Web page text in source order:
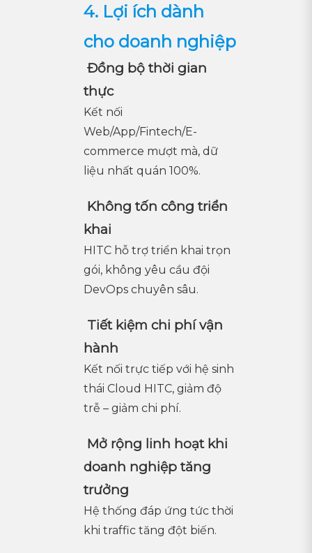
4. Lợi ích dành
cho doanh nghiệp
Đồng bộ thời gian
thực
Kết nối
Web/App/Fintech/E-
commerce mượt mà, dữ
liệu nhất quán 100%.
Không tốn công triển
khai
HITC hỗ trợ triển khai trọn
gói, không yêu cầu đội
DevOps chuyên sâu.
Tiết kiệm chi phí vận
hành
Kết nối trực tiếp với hệ sinh
thái Cloud HITC, giảm độ
trễ – giảm chi phí.
Mở rộng linh hoạt khi
doanh nghiệp tăng
trưởng
Hệ thống đáp ứng tức thời
khi traffic tăng đột biến.